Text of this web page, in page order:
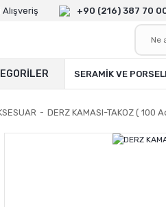
Alışveriş +90 (216) 387 70
SERAMİK VE
DERZ KAMASI-TAKOZ ( 100